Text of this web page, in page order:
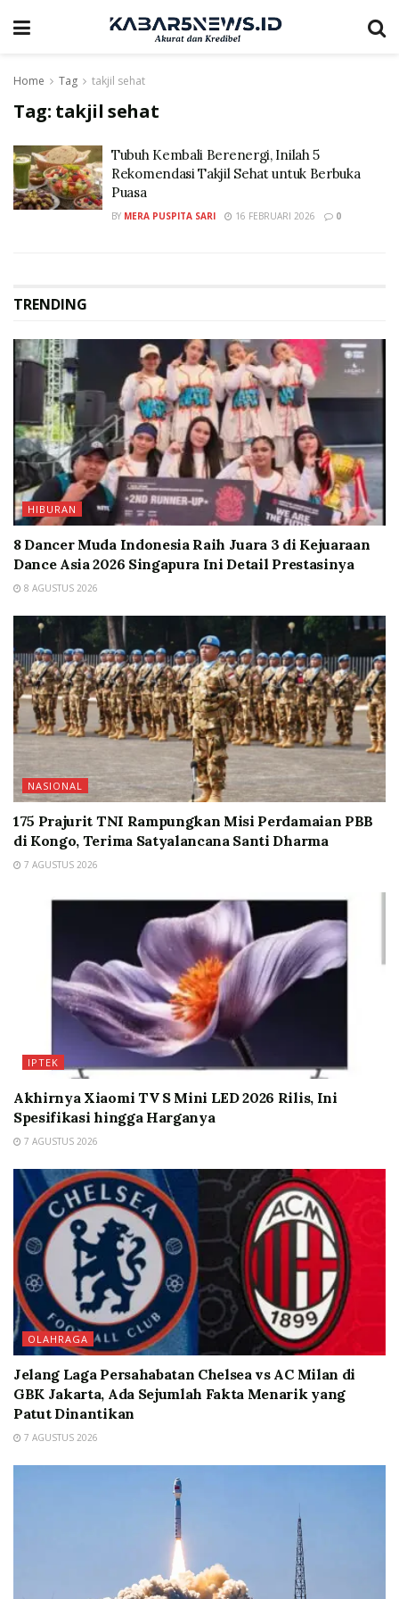
Home Tag takjil sehat
Tag: takjil sehat
Tubuh Kembali Berenergi, Inilah 5
Rekomendasi Takjil Sehat untuk Berbuka
Puasa
BY MERA PUSPITA SARI 16 FEBRUARI 2026 0
TRENDING
HIBURAN
8 Dancer Muda Indonesia Raih Juara 3 di Kejuaraan
Dance Asia 2026 Singapura Ini Detail Prestasinya
8 AGUSTUS 2026
NASIONAL
175 Prajurit TNI Rampungkan Misi Perdamaian PBB
di Kongo, Terima Satyalancana Santi Dharma
7 AGUSTUS 2026
IPTEK
Akhirnya Xiaomi TV S Mini LED 2026 Rilis, Ini
Spesifikasi hingga Harganya
7 AGUSTUS 2026
OLAHRAGA
Jelang Laga Persahabatan Chelsea vs AC Milan di
GBK Jakarta, Ada Sejumlah Fakta Menarik yang
Patut Dinantikan
7 AGUSTUS 2026